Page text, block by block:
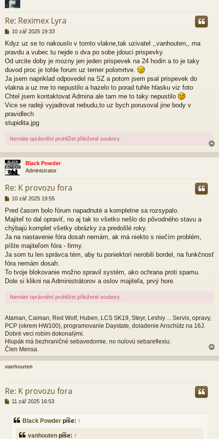
Re: Reximex Lyra
P
í
s
p
ě
e
k
10 zář 2025 19:33
Kdyz uz se to nakouslo v tomto vlakne,tak uzivatel ,,vanhouten,, ma
pravdu a vubec tu nejde o dva po sobe jdouci prispevky.
Od urcite doby je mozny jen jeden prispevek na 24 hodin a to je taky
duvod proc je tohle forum uz temer polomrtve.
Ja jsem napriklad odpovedel na SZ a potom jsem psal prispevek do
vlakna a uz me to nepustilo a hazelo to porad tuhle hlasku viz foto
Chtel jsem kontaktovat Admina ale tam me to taky nepustilo
Vice se radeji vyjadrovat nebudu,to uz bych porusoval jine body v
pravidlech
stupidita.jpg
Nemáte oprávnění prohlížet přiložené soubory.
a
h
Black Powder
Administrator
Re: K provozu fora
P
í
s
p
ě
v
e
k
10 zář 2025 19:55
Pred časom bolo fórum napadnuté a kompletne sa rozsypalo.
Majiteľ to dal opraviť, no aj tak to všetko nešlo do pôvodného stavu a
chýbajú komplet všetky obrázky za predošlé roky.
Ja na nastavenie fóra dosah nemám, ak má niekto s niečím problém,
píšte majiteľom fóra - firmy.
Ja som tu len správca tém, aby tu poniektorí nerobili bordel, na funkčnosť
fóra nemám dosah.
To tvoje blokovanie možno spravil systém, ako ochrana proti spamu.
Dole si klikni na Administrátorov a oslov majiteľa, prvý hore.
Nemáte oprávnění prohlížet přiložené soubory.
Ataman, Caiman, Red Wolf, Huben, LCS SK19, Steyr, Leshiy ... Servis, opravy,
PCP (okrem HW100), programovanie Daystate, doladenie Anschütz na 16J.
Dobré veci robím dokonalými.
Hlupák má bezhraničné sebavedomie, no nulovú sebareflexiu.
Člen Mensa.
a
h
vanhouten
Re: K provozu fora
P11 zář 2025 16:53
Black Powder píše: ↑
vanhouten píše: ↑